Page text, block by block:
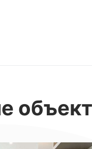
для отдыха и